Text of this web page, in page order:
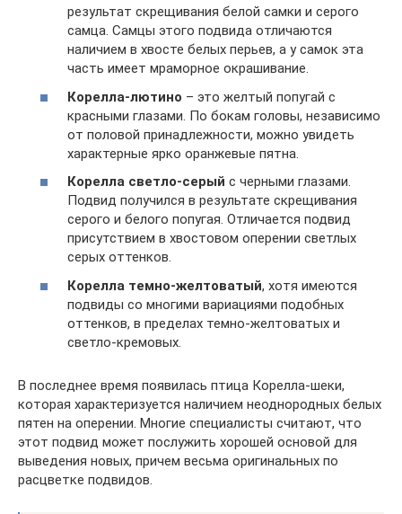
результат скрещивания белой самки и серого
самца. Самцы этого подвида отличаются
наличием в хвосте белых перьев, а у самок эта
часть имеет мраморное окрашивание.
Корелла-лютино – это желтый попугай с
красными глазами. По бокам головы, независимо
от половой принадлежности, можно увидеть
характерные ярко оранжевые пятна.
Корелла светло-серый с черными глазами.
Подвид получился в результате скрещивания
серого и белого попугая. Отличается подвид
присутствием в хвостовом оперении светлых
серых оттенков.
Корелла темно-желтоватый, хотя имеются
подвиды со многими вариациями подобных
оттенков, в пределах темно-желтоватых и
светло-кремовых.
В последнее время появилась птица Корелла-шеки,
которая характеризуется наличием неоднородных белых
пятен на оперении. Многие специалисты считают, что
этот подвид может послужить хорошей основой для
выведения новых, причем весьма оригинальных по
расцветке подвидов.